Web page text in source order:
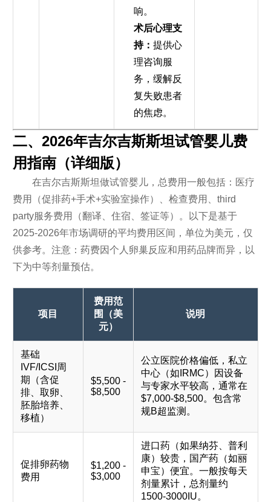
响。
术后心理支
持： 提供心
理咨询服
务，缓解反
复失败患者
的焦虑。
二、2026年吉尔吉斯斯坦试管婴儿费
用指南（详细版）
在吉尔吉斯斯坦做试管婴儿，总费用一般包括：医疗
费用（促排药+手术+实验室操作）、检查费用、third
party服务费用（翻译、住宿、签证等）。以下是基于
2025-2026年市场调研的平均费用区间，单位为美元，仅
供参考。注意：药费因个人卵巢反应和用药品牌而异，以
下为中等剂量预估。
项目
费用范
围（美
元）
说明
基础
IVF/ICSI周
期（含促
排、取卵、
胚胎培养、
移植）
$5,500 -
$8,500
公立医院价格偏低，私立
中心（如IRMC）因设备
与专家水平较高，通常在
$7,000-$8,500。包含常
规B超监测。
促排卵药物
费用
$1,200 -
$3,000
进口药（如果纳芬、普利
康）较贵，国产药（如丽
申宝）便宜。一般按每天
剂量累计，总剂量约
1500-3000IU。